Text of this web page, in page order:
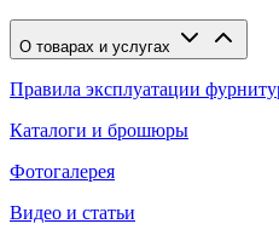
О товарах и услугах
Правила эксплуатации
Каталоги и брошюры
Фотогалерея
Видео и статьи